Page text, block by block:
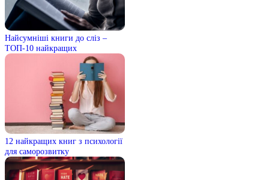
Найсумніші книги до сліз –
ТОП-10 найкращих
12 найкращих книг з психології
для саморозвитку